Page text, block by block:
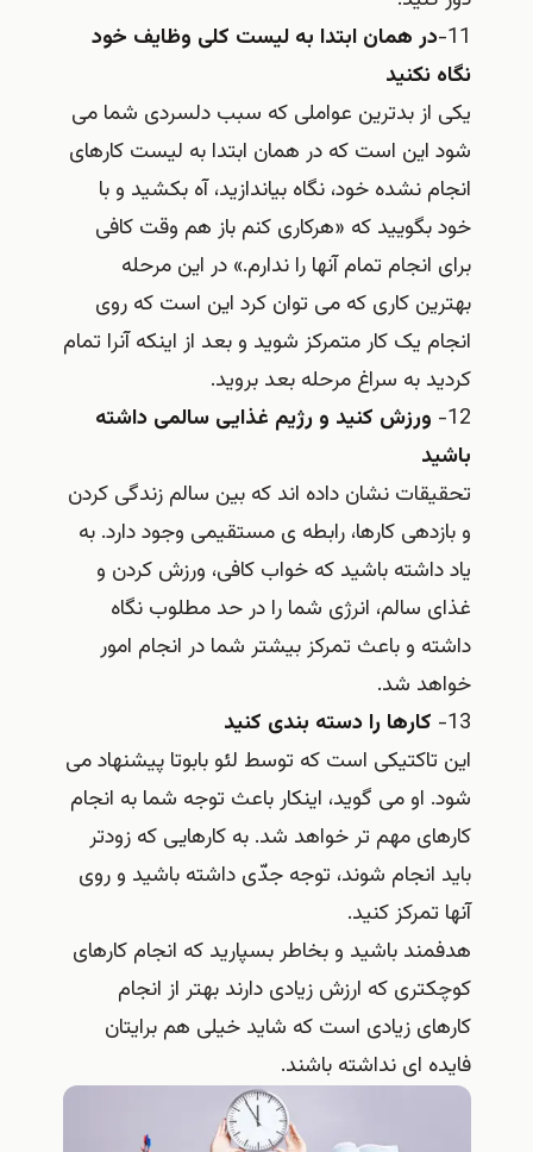
11- در همان ابتدا به لیست کلی وظایف خود
نگاه نکنید
یکی از بدترین عواملی که سبب دلسردی شما می
شود این است که در همان ابتدا به لیست کارهای
انجام نشده خود، نگاه بیاندازید، آه بکشید و با
خود بگویید که «هرکاری کنم باز هم وقت کافی
برای انجام تمام آنها را ندارم.» در این مرحله
بهترین کاری که می توان کرد این است که روی
انجام یک کار متمرکز شوید و بعد از اینکه آنرا تمام
کردید به سراغ مرحله بعد بروید.
12- ورزش کنید و رژیم غذایی سالمی داشته
باشید
تحقیقات نشان داده اند که بین سالم زندگی کردن
و بازدهی کارها، رابطه ی مستقیمی وجود دارد. به
یاد داشته باشید که خواب کافی، ورزش کردن و
غذای سالم، انرژی شما را در حد مطلوب نگاه
داشته و باعث تمرکز بیشتر شما در انجام امور
خواهد شد.
13- کارها را دسته بندی کنید
این تاکتیکی است که توسط لئو بابوتا پیشنهاد می
شود. او می گوید، اینکار باعث توجه شما به انجام
کارهای مهم تر خواهد شد. به کارهایی که زودتر
باید انجام شوند، توجه جدّی داشته باشید و روی
آنها تمرکز کنید.
هدفمند باشید و بخاطر بسپارید که انجام کارهای
کوچکتری که ارزش زیادی دارند بهتر از انجام
کارهای زیادی است که شاید خیلی هم برایتان
فایده ای نداشته باشند.